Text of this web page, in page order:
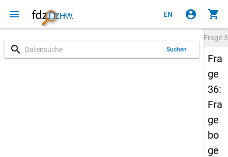
menu EN account_circle shopping_cart
search Suchen
Frage
Fra
ge
36:
Fra
ge
bo
ge